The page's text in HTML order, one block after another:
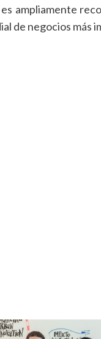
ampliamente
de negocios más